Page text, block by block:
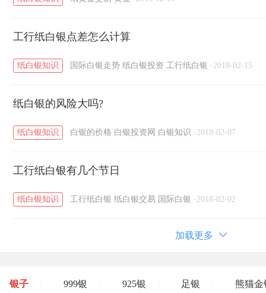
工行纸白银点差怎么计算
纸白银知识 国际白银走势 纸白银投资 工行纸白银 · 2018-02-15
纸白银的风险大吗?
纸白银知识 白银的价格 白银投资网 白银知识 · 2018-02-07
工行纸白银有几个节日
纸白银知识 工行纸白银 纸白银交易 国际白银 · 2018-02-02
加载更多
银子 999银 925银 足银 熊猫金